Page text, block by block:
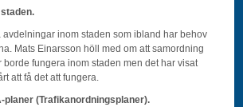
avdelningar inom staden som ibland har behov
Mats Einarsson höll med om att samordning
borde fungera inom staden men det har visat
att få det att fungera.
planer (Trafikanordningsplaner).